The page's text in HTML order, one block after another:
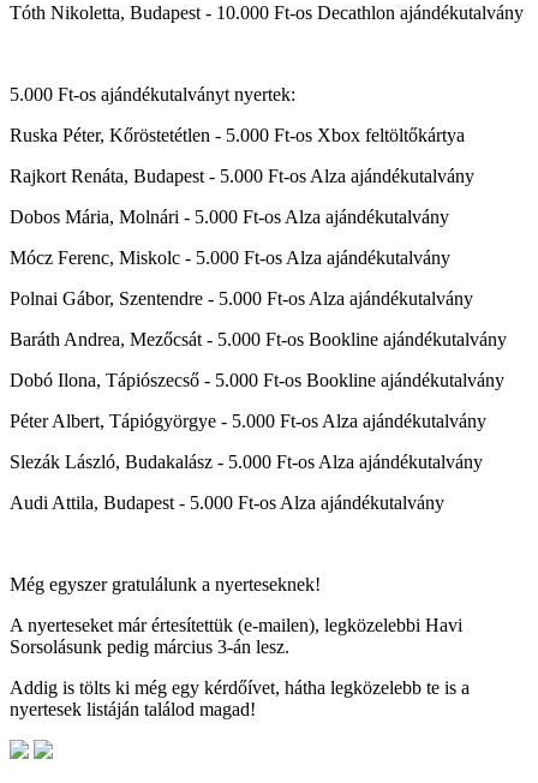
Tóth Nikoletta, Budapest - 10.000 Ft-os Decathlon ajándékutalvány
5.000 Ft-os ajándékutalványt nyertek:
Ruska Péter, Kőröstetétlen - 5.000 Ft-os Xbox feltöltőkártya
Rajkort Renáta, Budapest - 5.000 Ft-os Alza ajándékutalvány
Dobos Mária, Molnári - 5.000 Ft-os Alza ajándékutalvány
Mócz Ferenc, Miskolc - 5.000 Ft-os Alza ajándékutalvány
Polnai Gábor, Szentendre - 5.000 Ft-os Alza ajándékutalvány
Baráth Andrea, Mezőcsát - 5.000 Ft-os Bookline ajándékutalvány
Dobó Ilona, Tápiószecső - 5.000 Ft-os Bookline ajándékutalvány
Péter Albert, Tápiógyörgye - 5.000 Ft-os Alza ajándékutalvány
Slezák László, Budakalász - 5.000 Ft-os Alza ajándékutalvány
Audi Attila, Budapest - 5.000 Ft-os Alza ajándékutalvány
Még egyszer gratulálunk a nyerteseknek!
A nyerteseket már értesítettük (e-mailen), legközelebbi Havi
Sorsolásunk pedig március 3-án lesz.
Addig is tölts ki még egy kérdőívet, hátha legközelebb te is a
nyertesek listáján találod magad!